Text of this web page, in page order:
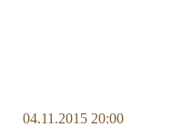
04.11.2015 20:00